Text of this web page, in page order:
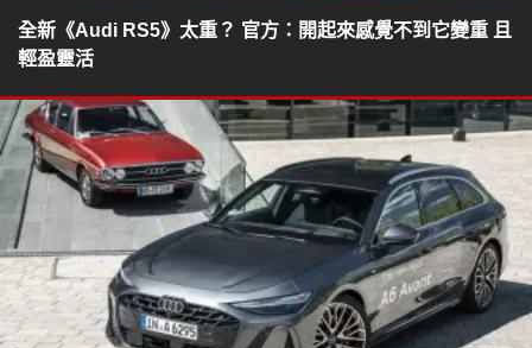
全新《Audi RS5》太重？ 官方：開起來感覺不到它變重 且
輕盈靈活